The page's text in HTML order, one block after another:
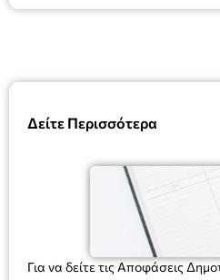
Δείτε Περισσότερα
Για να δείτε τις Αποφάσεις